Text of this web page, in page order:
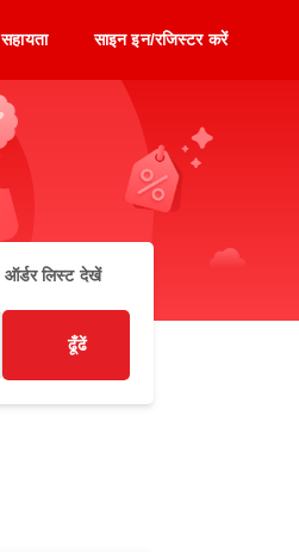
सहायता साइन इन/रजिस्टर करें
ऑर्डर लिस्ट देखें
ढूँढें